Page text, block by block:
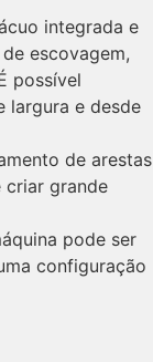
integrada e
escovagem,
possível
largura e desde
de arestas
criar grande
pode ser
configuração